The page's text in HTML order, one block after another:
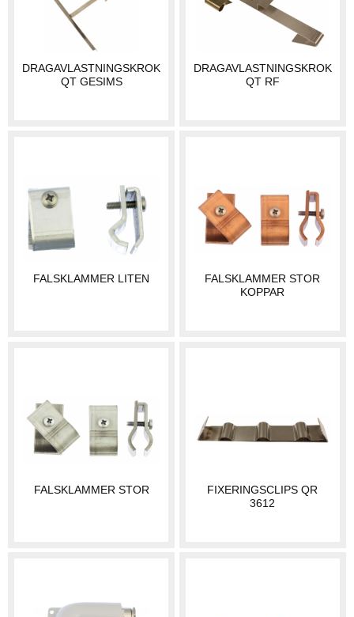
DRAGAVLASTNINGSKROK
QT GESIMS
DRAGAVLASTNINGSKROK
QT RF
FALSKLAMMER LITEN
FALSKLAMMER STOR
KOPPAR
FALSKLAMMER STOR
FIXERINGSCLIPS QR
3612